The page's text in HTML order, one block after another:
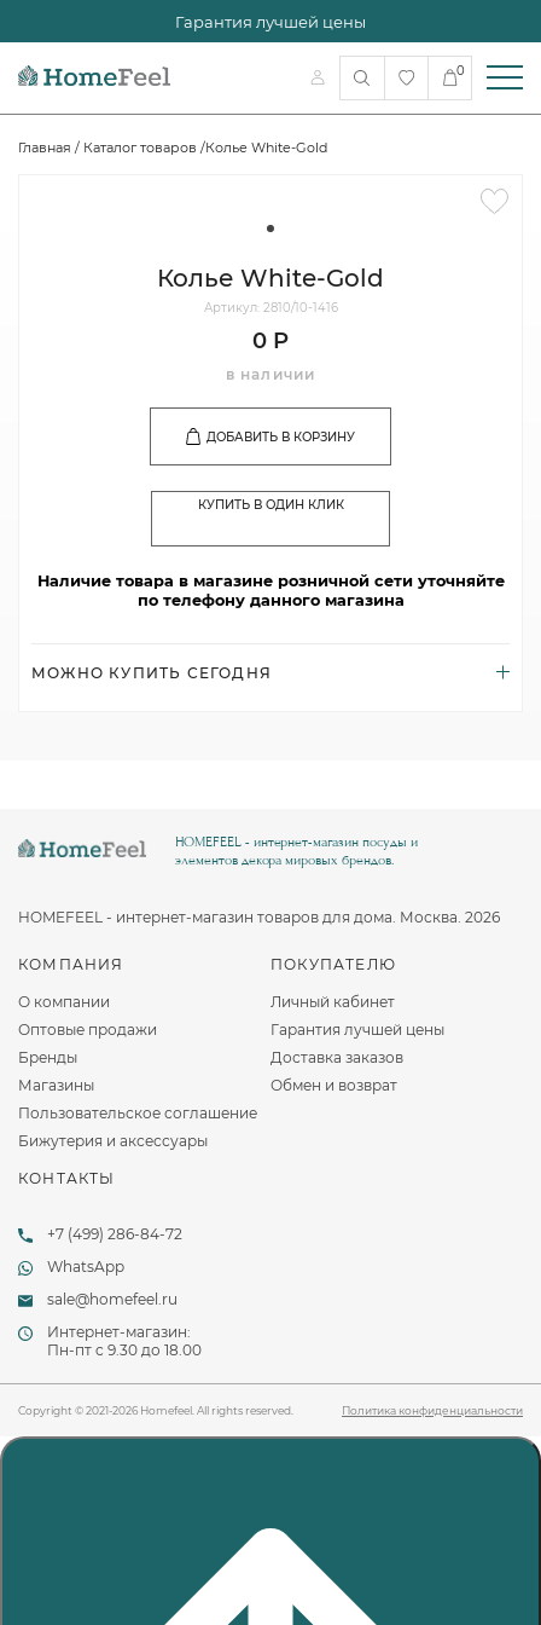
Гарантия лучшей цены
0
Главная / Каталог товаров /Колье White-Gold
Колье White-Gold
Артикул: 2810/10-1416
0 Р
в наличии
ДОБАВИТЬ В КОРЗИНУ
КУПИТЬ В ОДИН КЛИК
Наличие товара в магазине розничной сети уточняйте
по телефону данного магазина
МОЖНО КУПИТЬ СЕГОДНЯ
КОМПАНИЯ
О компании
Оптовые продажи
Бренды
Магазины
Пользовательское соглашение
Бижутерия и аксессуары
ПОКУПАТЕЛЮ
Личный кабинет
Гарантия лучшей цены
Доставка заказов
Обмен и возврат
КОНТАКТЫ
+7 (499) 286-84-72
WhatsApp
sale@homefeel.ru
Интернет-магазин:
Пн-пт c 9.30 до 18.00
HOMEFEEL - интернет-магазин посуды и
элементов декора мировых брендов.
HOMEFEEL - интернет-магазин товаров для дома. Москва. 2026
Copyright © 2021-2026 Homefeel. All rights reserved. Политика конфиденциальности